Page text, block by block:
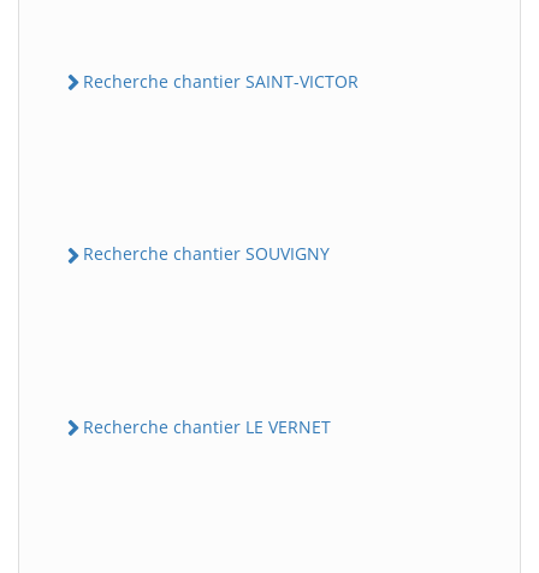
Recherche chantier SAINT-VICTOR
Recherche chantier SOUVIGNY
Recherche chantier LE VERNET